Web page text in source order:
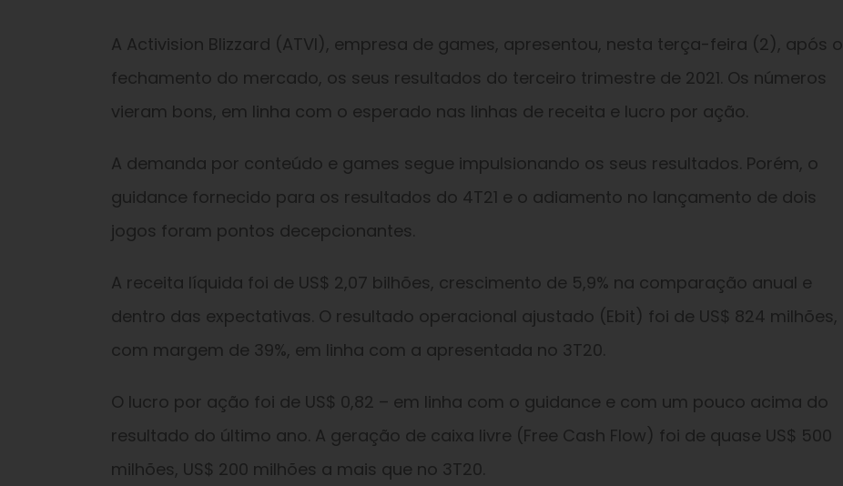
A Activision Blizzard (ATVI), empresa de games, apresentou, nesta terça-feira (2), após o
fechamento do mercado, os seus resultados do terceiro trimestre de 2021. Os números
vieram bons, em linha com o esperado nas linhas de receita e lucro por ação.
A demanda por conteúdo e games segue impulsionando os seus resultados. Porém, o
guidance fornecido para os resultados do 4T21 e o adiamento no lançamento de dois
jogos foram pontos decepcionantes.
A receita líquida foi de US$ 2,07 bilhões, crescimento de 5,9% na comparação anual e
dentro das expectativas. O resultado operacional ajustado (Ebit) foi de US$ 824 milhões,
com margem de 39%, em linha com a apresentada no 3T20.
O lucro por ação foi de US$ 0,82 – em linha com o guidance e com um pouco acima do
resultado do último ano. A geração de caixa livre (Free Cash Flow) foi de quase US$ 500
milhões, US$ 200 milhões a mais que no 3T20.